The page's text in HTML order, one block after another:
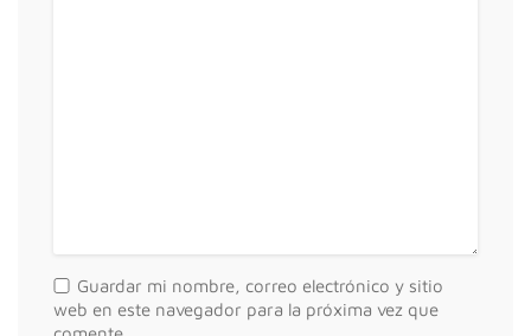
Guardar mi nombre, correo electrónico y sitio
web en este navegador para la próxima vez que